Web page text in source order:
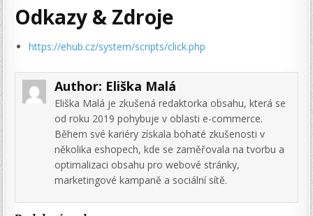
Odkazy & Zdroje
https://ehub.cz/system/scripts/click.php
Author: Eliška Malá
Eliška Malá je zkušená redaktorka obsahu, která se
od roku 2019 pohybuje v oblasti e-commerce.
Během své kariéry získala bohaté zkušenosti v
několika eshopech, kde se zaměřovala na tvorbu a
optimalizaci obsahu pro webové stránky,
marketingové kampaně a sociální sítě.